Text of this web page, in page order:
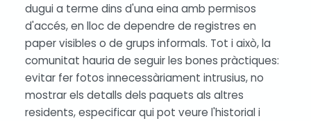
dugui a terme dins d'una eina amb permisos
d'accés, en lloc de dependre de registres en
paper visibles o de grups informals. Tot i això, la
comunitat hauria de seguir les bones pràctiques:
evitar fer fotos innecessàriament intrusius, no
mostrar els detalls dels paquets als altres
residents, especificar qui pot veure l'historial i